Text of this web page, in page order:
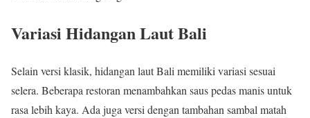
Variasi Hidangan Laut Bali
Selain versi klasik, hidangan laut Bali memiliki variasi sesuai
selera. Beberapa restoran menambahkan saus pedas manis untuk
rasa lebih kaya. Ada juga versi dengan tambahan sambal matah